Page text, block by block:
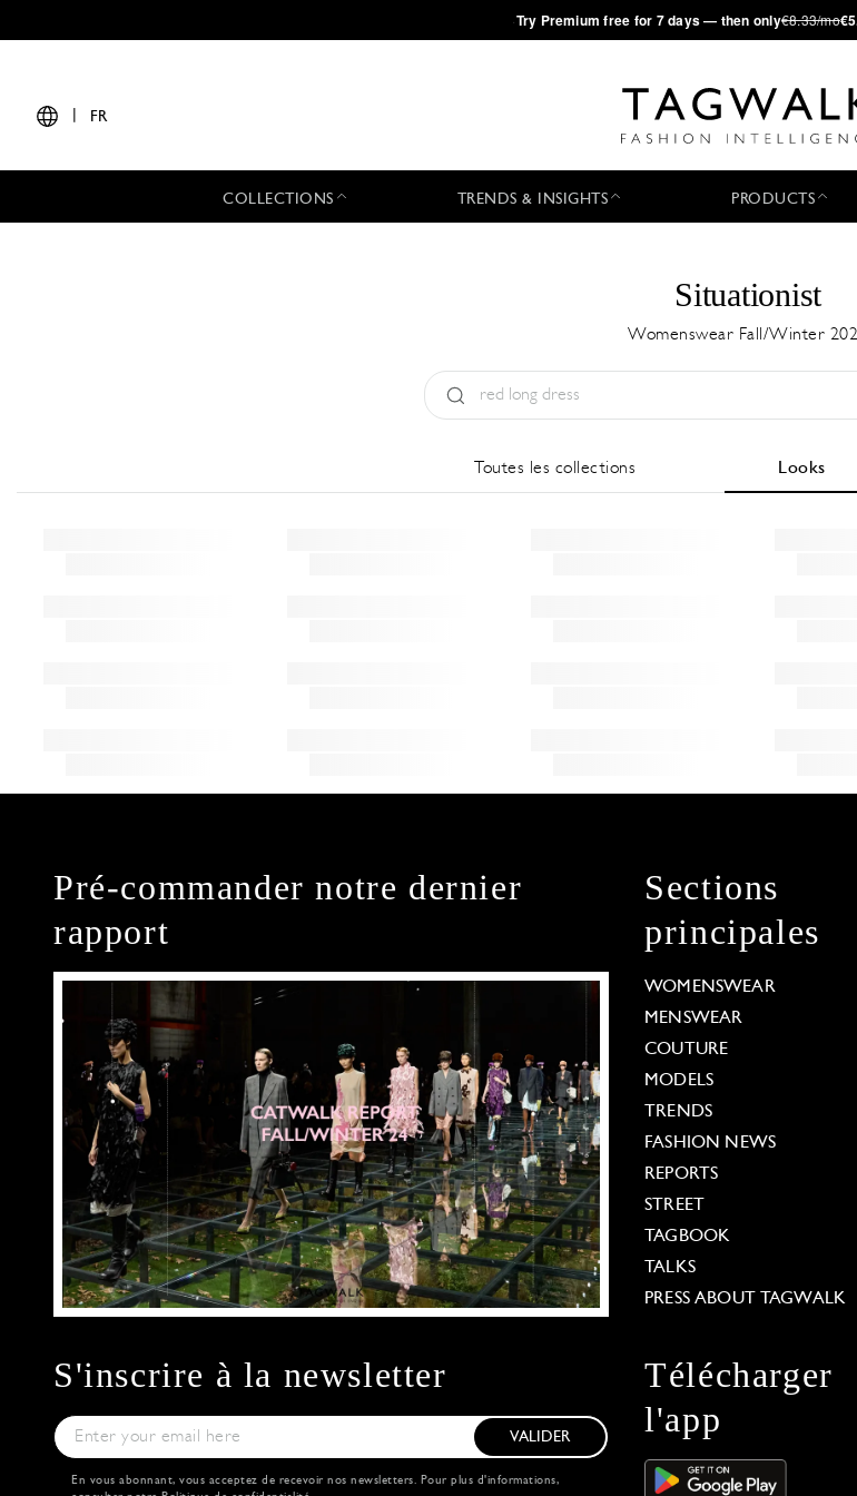
·Try Premium free for 7 days — then only€8.33/mo
FR
COLLECTIONS TRENDS & INSIGHTS PRODUCTS
Situationist
Womenswear Fall/Winter
Toutes les collections Looks
Pré-commander notre dernier
rapport
Sections
principales
WOMENSWEAR
MENSWEAR
COUTURE
MODELS
TRENDS
FASHION NEWS
REPORTS
STREET
TAGBOOK
TALKS
PRESS ABOUT TAGWALK
S'inscrire à la newsletter
VALIDER
En vous abonnant, vous acceptez de recevoir nos newsletters. Pour plus d'informations,
Télécharger
l'app